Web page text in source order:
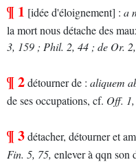
¶ 1 [idée d'éloignement] : a
la mort nous détache des
3, 159 ; Phil. 2, 44 ; de Or.
¶ 2détourner de : aliquem
de ses occupations, cf. Off.
¶ 3détacher, détourner et
Fin. 5, 75, enlever à qqn son